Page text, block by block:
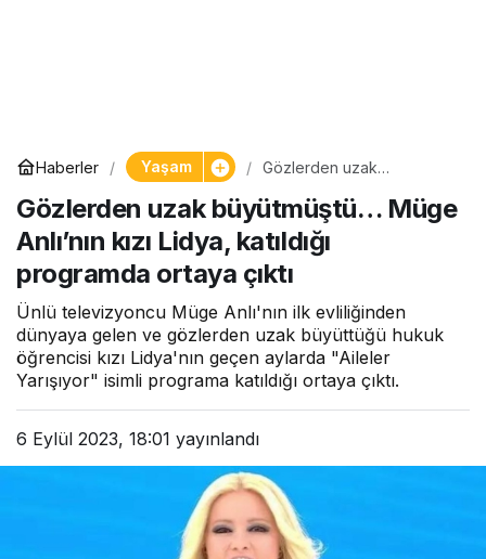
Haberler Yaşam
Gözlerden uzak
kızı Lidya, katıldığı
programda ortaya çıktı
Gözlerden uzak büyütmüştü… Müge
Anlı’nın kızı Lidya, katıldığı
programda ortaya çıktı
Ünlü televizyoncu Müge Anlı'nın ilk evliliğinden
dünyaya gelen ve gözlerden uzak büyüttüğü hukuk
öğrencisi kızı Lidya'nın geçen aylarda "Aileler
Yarışıyor" isimli programa katıldığı ortaya çıktı.
6 Eylül 2023, 18:01 yayınlandı